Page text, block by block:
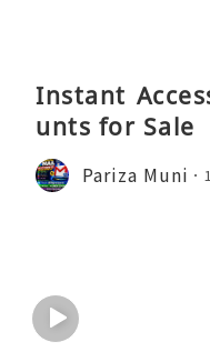
Instant
unts for Sale
Pariza Muni